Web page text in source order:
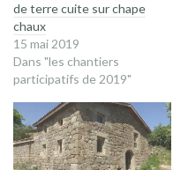
de terre cuite sur chape
chaux
15 mai 2019
Dans "les chantiers
participatifs de 2019"